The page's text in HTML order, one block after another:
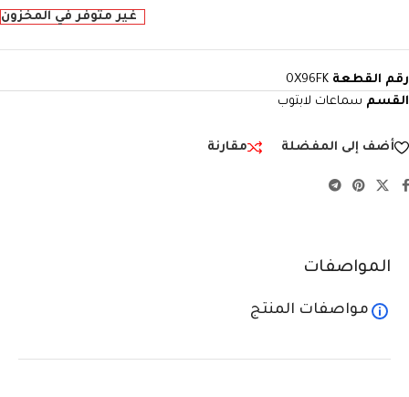
غير متوفر في المخزون
رقم القطعة 0X96FK
القسم سماعات لابتوب
أضف إلى المفضلة مقارنة
المواصفات
مواصفات المنتج